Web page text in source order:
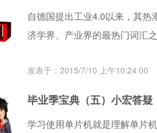
自德国提出工业4.0以来，其
济学界、产业界的最热门词汇
发表于：2015/7/10 上午10:24:00
毕业季宝典（五）小宏答
学习使用单片机就是理解单片